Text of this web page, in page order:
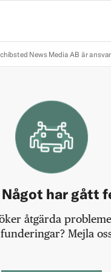
News Media AB är
har gått
åtgärda
Mejla